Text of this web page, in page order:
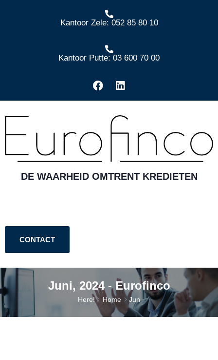
Kantoor Zele: 052 85 80 10
Kantoor Putte: 03 600 70 00
DE WAARHEID OMTRENT KREDIETEN
CONTACT
Juni, 2024 - Eurofinco
Here! Home Jun